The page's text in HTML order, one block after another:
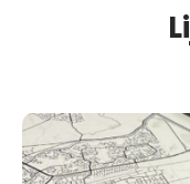
Een herinnering
De kilometers, de
Kennedymars
vergeet.